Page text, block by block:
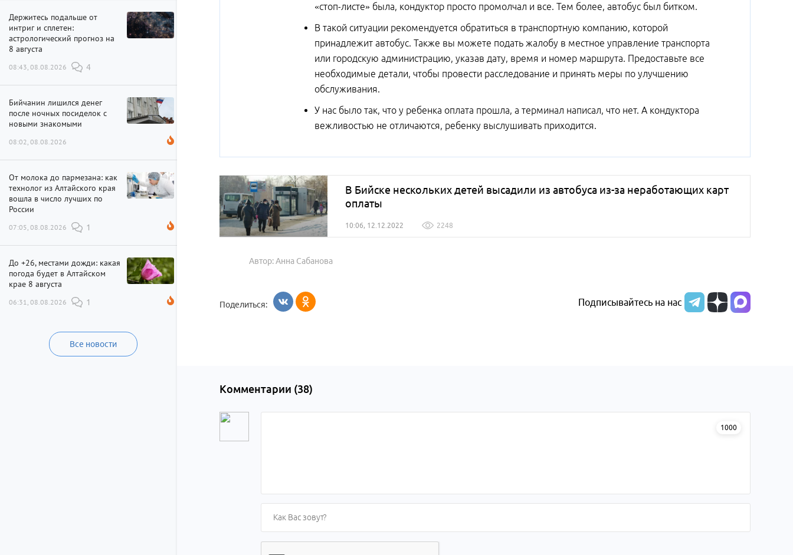
Держитесь подальше от
интриг и сплетен:
астрологический прогноз на
8 августа
08:43, 08.08.2026 4
Бийчанин лишился денег
после ночных посиделок с
новыми знакомыми
08:02, 08.08.2026
От молока до пармезана: как
технолог из Алтайского края
вошла в число лучших по
России
07:05, 08.08.2026 1
До +26, местами дожди: какая
погода будет в Алтайском
крае 8 августа
06:31, 08.08.2026 1
Все новости
«стоп-листе» была, кондуктор просто промолчал и все. Тем более, автобус был битком.
В такой ситуации рекомендуется обратиться в транспортную компанию, которой
принадлежит автобус. Также вы можете подать жалобу в местное управление транспорта
или городскую администрацию, указав дату, время и номер маршрута. Предоставьте все
необходимые детали, чтобы провести расследование и принять меры по улучшению
обслуживания.
У нас было так, что у ребенка оплата прошла, а терминал написал, что нет. А кондуктора
вежливостью не отличаются, ребенку выслушивать приходится.
В Бийске нескольких детей высадили из автобуса из-за неработающих карт
оплаты
10:06, 12.12.2022 2248
Автор: Анна Сабанова
Поделиться: Подписывайтесь на нас
Комментарии (38)
1000